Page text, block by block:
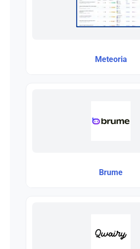
Meteoria
Brume